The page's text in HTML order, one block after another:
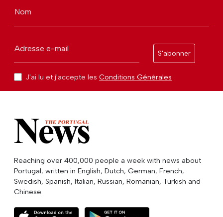
Nom
Adresse e-mail
S'abonner
J'ai lu et j'accepte les Conditions Générales
Reaching over 400,000 people a week with news about
Portugal, written in English, Dutch, German, French,
Swedish, Spanish, Italian, Russian, Romanian, Turkish and
Chinese.